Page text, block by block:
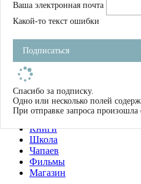
Школа
Устав
Фильмы
Имена
Тэги
О нас
Журнал
Книги
Школа
Чапаев
Фильмы
Магазин
Ваша электронная почта
Какой-то текст ошибки
Подписаться
Спасибо за подписку.
Одно или несколько полей
При отправке запроса